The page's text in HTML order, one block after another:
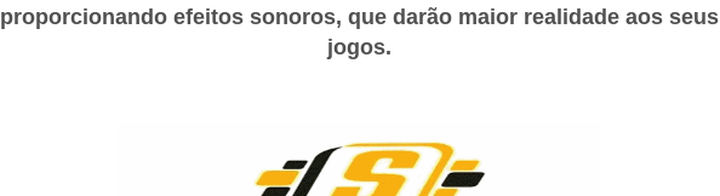
proporcionando efeitos sonoros, que darão maior realidade aos seus
jogos.